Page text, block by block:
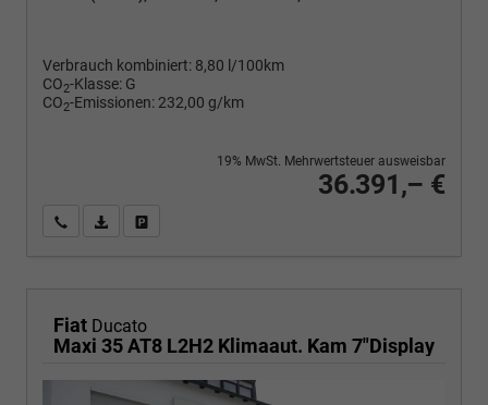
Verbrauch kombiniert: 8,80 l/100km
CO2-Klasse: G
CO2-Emissionen: 232,00 g/km
36.391,– €
19% MwSt. Mehrwertsteuer ausweisbar
Wir rufen Sie anPDF-Fahrzeugexposé drucken
Fiat Ducato
Maxi 35 AT8 L2H2 Klimaaut. Kam 7"Display